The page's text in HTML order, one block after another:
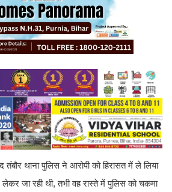
थाना पुलिस ने आरोपी को हिरासत में ले लिया
जा रही थी, तभी वह रास्ते में पुलिस को चकमा